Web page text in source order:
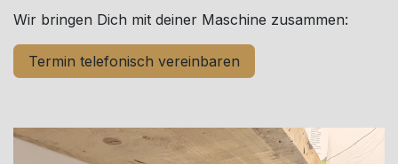
Wir bringen Dich mit deiner Maschine zusammen:
Termin telefonisch vereinbaren